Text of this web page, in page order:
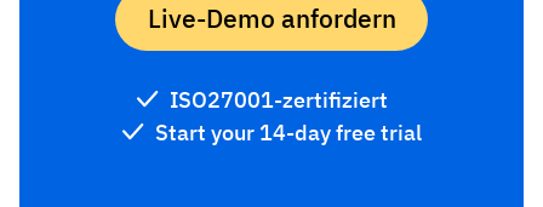
Live-Demo anfordern
ISO27001-zertifiziert
Start your 14-day free trial